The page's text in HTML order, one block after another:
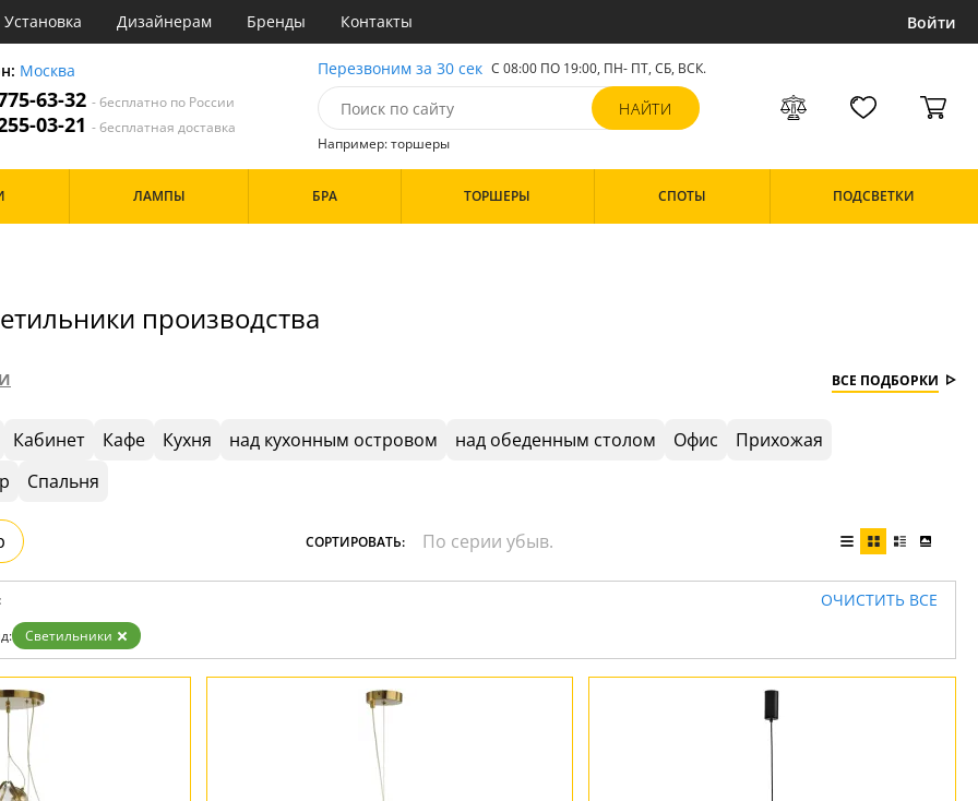
Установка Дизайнерам Бренды Контакты Войти
Москва
63-32- бесплатно по России
03-21- бесплатная доставка
Перезвоним за 30 сек С 08:00 ПО 19:00, ПН- ПТ, СБ, ВСК.
Например: торшеры
Кухня
Бронза
ЛАМПЫ БРА ТОРШЕРЫ СПОТЫ ПОДСВЕТКИ
производства
ВСЕ ПОДБОРКИ
Кабинет Кафе Кухня над кухонным островом над обеденным столом Офис
Прихожая
Спальня
СОРТИРОВАТЬ:
ОЧИСТИТЬ ВСЕ
Светильники